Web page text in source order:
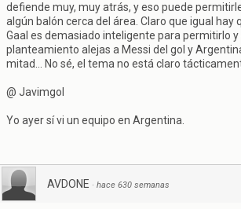
defiende muy, muy atrás, y eso puede
algún balón cerca del área. Claro que igual hay
Gaal es demasiado inteligente para permitirlo
planteamiento alejas a Messi del gol y
mitad... No sé, el tema no está claro
@ Javimgol
Yo ayer sí vi un equipo en Argentina.
AVDONE · hace 630 semanas